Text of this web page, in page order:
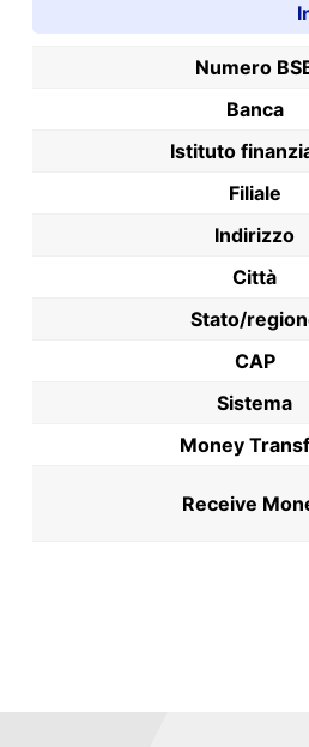
Numero
Banca
Istituto
Filiale
Indirizzo
Città
Stato/
CAP
Sistema
Money
Receive